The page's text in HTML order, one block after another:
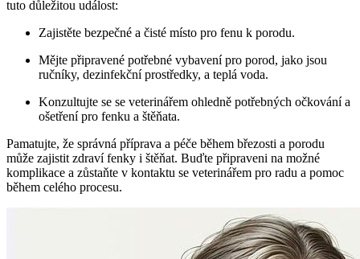
tuto důležitou událost:
Zajistěte bezpečné a čisté místo pro fenu k porodu.
Mějte připravené potřebné vybavení pro porod, jako jsou
ručníky, dezinfekční prostředky, a teplá voda.
Konzultujte se se veterinářem ohledně potřebných očkování a
ošetření pro fenku a štěňata.
Pamatujte, že správná příprava a péče během březosti a porodu
může zajistit zdraví fenky i štěňat. Buďte připraveni na možné
komplikace a zůstaňte v kontaktu se veterinářem pro radu a pomoc
během celého procesu.